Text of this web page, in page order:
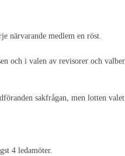
närvarande medlem en röst.
och i valen av revisorer och
sakfrågan, men lotten valet
4 ledamöter.